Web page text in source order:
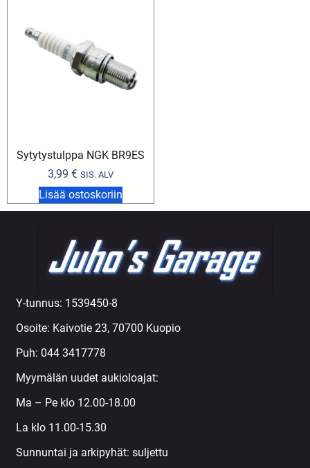
Sytytystulppa NGK BR9ES
3,99 € SIS. ALV
Lisää ostoskoriin
Y-tunnus: 1539450-8
Osoite: Kaivotie 23, 70700 Kuopio
Puh: 044 3417778
Myymälän uudet aukioloajat:
Ma – Pe klo 12.00-18.00
La klo 11.00-15.30
Sunnuntai ja arkipyhät: suljettu